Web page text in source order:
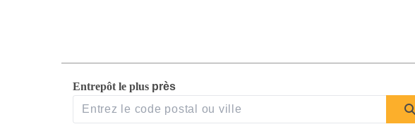
Entrepôt le plus près